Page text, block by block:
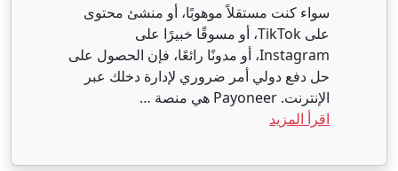
سواء كنت مستقلاً موهوبًا، أو منشئ محتوى
على TikTok، أو مسوقًا خبيرًا على
Instagram، أو مدونًا رائعًا، فإن الحصول على
حل دفع دولي أمر ضروري لإدارة دخلك عبر
الإنترنت. Payoneer هي منصة …
اقرأ المزيد